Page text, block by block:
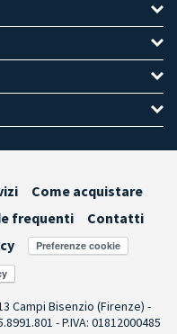
Come acquistare
frequenti
Contatti
Preferenze cookie
Campi Bisenzio (Firenze) -
- P.IVA: 01812000485